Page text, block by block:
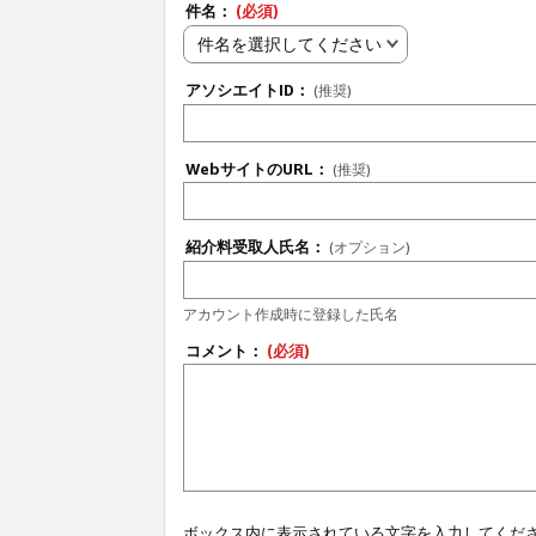
件名： (必須)
件名を選択してください
アソシエイトID： (推奨)
WebサイトのURL： (推奨)
紹介料受取人氏名： (オプション)
アカウント作成時に登録した氏名
コメント： (必須)